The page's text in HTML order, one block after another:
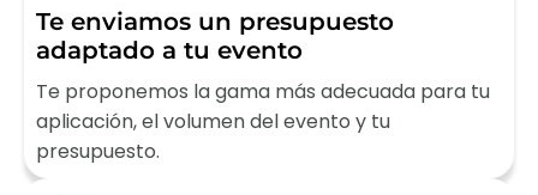
Te enviamos un presupuesto
adaptado a tu evento
Te proponemos la gama más adecuada para tu
aplicación, el volumen del evento y tu
presupuesto.